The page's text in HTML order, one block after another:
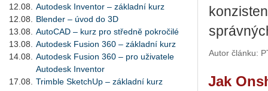
12.08.
Autodesk Inventor – základní kurz
12.08.
Blender – úvod do 3D
13.08.
AutoCAD – kurz pro středně pokročilé
13.08.
Autodesk Fusion 360 – základní kurz
14.08.
Autodesk Fusion 360 – pro uživatele
Autodesk Inventor
17.08.
Trimble SketchUp – základní kurz
Autor článku:
Jak